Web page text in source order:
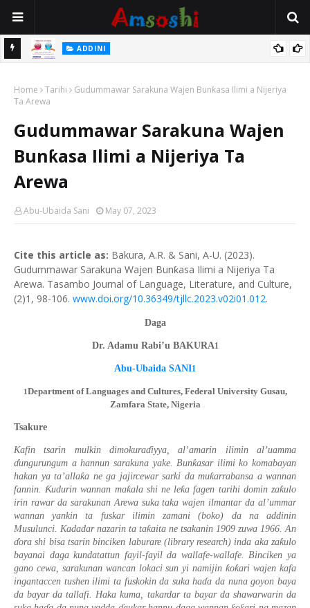
ADDINI
Home Tarihi
Gudummawar Sarakuna Wajen Bunƙasa Ilimi a Nijeriya
Ta Arewa
Gudummawar Sarakuna Wajen
Bunƙasa Ilimi a Nijeriya Ta
Arewa
Abu-Ubaida Sani May 07, 2023
Cite this article as: Bakura, A.R. & Sani, A-U. (2023).
Gudummawar Sarakuna Wajen Bunƙasa Ilimi a Nijeriya Ta
Arewa. Tasambo Journal of Language, Literature, and Culture,
(2)1, 98-106. www.doi.org/10.36349/tjllc.2023.v02i01.012.
Daga
Dr. Adamu Rabi’u BAKURA1
Abu-Ubaida SANI1
1Department of Languages and Cultures, Federal University Gusau,
Zamfara State, Nigeria
Tsakure
Kafin tsarin mulkin dimokuraɗiyya, al’amarin ilimin al’uamma
ɗungurungum a hannun sarakuna yake. Bunƙasar ilimi ko komabayan
hakan ya ta’allaƙa ne ga jajircewar sarki da muƙarrabansa a wannan
fannin.Ƙudurin wannan maƙala shi ne leƙa fagen tarihi domin zaƙulo
irin rawar da sarakunan Arewa suka taka wajen ilmantar da al’ummar
wannan yankin ta fuskar ilimin zamani (boko) da na addinin
Musulunci. Kadadar nazarin ta taƙaita ne tsakanin 1909 zuwa 1966. An
ɗora shi bisa tsarin binciken laburare (library research) inda aka zaƙulo
bayanai daga kundatattun fayil-fayil da wallafe-wallafe. Binciken ya
gano cewa, sarakunan wancan lokaci sun yi namijinƙoƙari wajen kafa
ingantaccen tushen ilimi ta fuskokin da suka haɗa da nuna goyon baya
da bayar da tallafi. Haka kuma, takardar ta bayar da shawarwarin da